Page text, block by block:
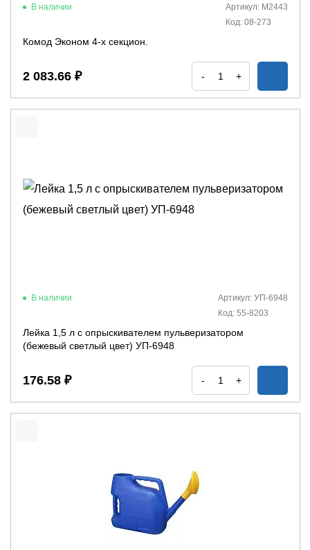
В наличии
Артикул: М2443
Код: 08-273
Комод Эконом 4-х секцион.
2 083.66 ₽ - +
В наличии
Артикул: УП-6948
Код: 55-8203
Лейка 1,5 л с опрыскивателем пульверизатором
(бежевый светлый цвет) УП-6948
176.58 ₽ - +